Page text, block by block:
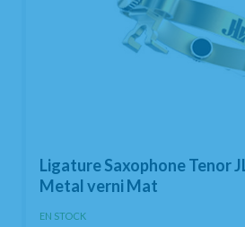
Ligature Saxophone Tenor
Metal verni Mat
EN STOCK